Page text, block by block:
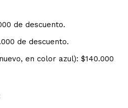
de descuento.
de descuento.
en color azul): $140.000